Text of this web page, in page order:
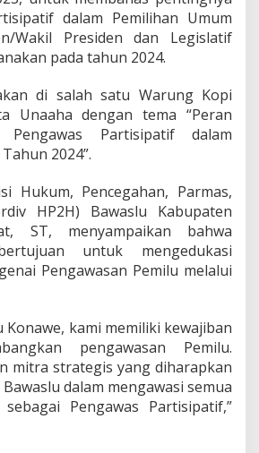
s
p
a
i
f
d
P
e
m
i
l
u
4
dalam Pemilihan Umum
Wakil Presiden dan Legislatif
pada tahun 2024.
di salah satu Warung Kopi
Unaaha dengan tema “Peran
Pengawas Partisipatif dalam
2024”.
Hukum, Pencegahan, Parmas,
HP2H) Bawaslu Kabupaten
ST, menyampaikan bahwa
untuk mengedukasi
Pengawasan Pemilu melalui
Konawe, kami memiliki kewajiban
pengawasan Pemilu.
mitra strategis yang diharapkan
dalam mengawasi semua
Pengawas Partisipatif,”